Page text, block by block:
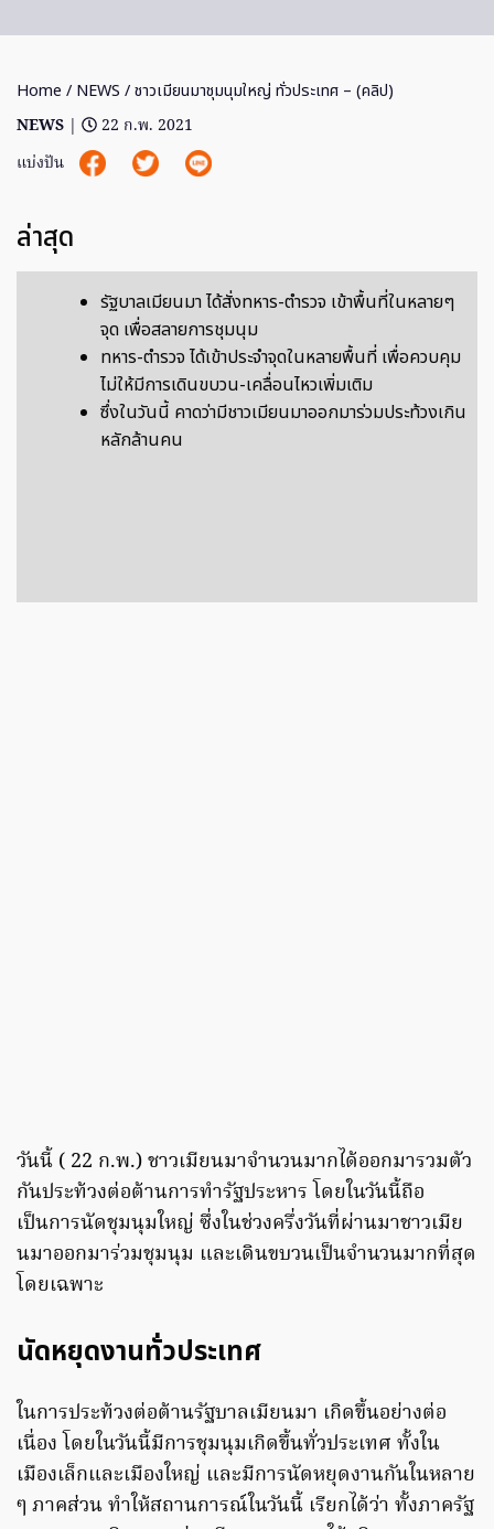
Home / NEWS / ชาวเมียนมาชุมนุมใหญ่ ทั่วประเทศ – (คลิป)
NEWS |
22 ก.พ. 2021
แบ่งปัน
ล่าสุด
รัฐบาลเมียนมา ได้สั่งทหาร-ตำรวจ เข้าพื้นที่ในหลายๆ
จุด เพื่อสลายการชุมนุม
ทหาร-ตำรวจ ได้เข้าประจำจุดในหลายพื้นที่ เพื่อควบคุม
ไม่ให้มีการเดินขบวน-เคลื่อนไหวเพิ่มเติม
ซึ่งในวันนี้ คาดว่ามีชาวเมียนมาออกมาร่วมประท้วงเกิน
หลักล้านคน
วันนี้ ( 22 ก.พ.) ชาวเมียนมาจำนวนมากได้ออกมารวมตัว
กันประท้วงต่อต้านการทำรัฐประหาร โดยในวันนี้ถือ
เป็นการนัดชุมนุมใหญ่ ซึ่งในช่วงครึ่งวันที่ผ่านมาชาวเมีย
นมาออกมาร่วมชุมนุม และเดินขบวนเป็นจำนวนมากที่สุด
โดยเฉพาะ
นัดหยุดงานทั่วประเทศ
ในการประท้วงต่อต้านรัฐบาลเมียนมา เกิดขึ้นอย่างต่อ
เนื่อง โดยในวันนี้มีการชุมนุมเกิดขึ้นทั่วประเทศ ทั้งใน
เมืองเล็กและเมืองใหญ่ และมีการนัดหยุดงานกันในหลาย
ๆ ภาคส่วน ทำให้สถานการณ์ในวันนี้ เรียกได้ว่า ทั้งภาครัฐ